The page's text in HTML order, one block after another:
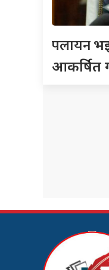
पलायन
आकर्षित